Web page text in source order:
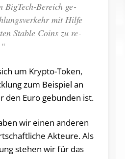
Big­Tech-Be­reich ge­
mit Hilfe
Sta­ble Coins zu re­
um Kryp­to-Token,
zum Bei­spiel an
den Euro ge­bun­den ist.
wir einen an­de­ren
Ak­teu­re. Als
ste­hen wir für das